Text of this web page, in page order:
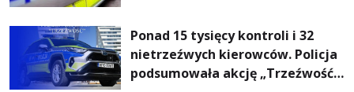
Ponad 15 tysięcy kontroli i 32
nietrzeźwych kierowców. Policja
podsumowała akcję „Trzeźwość”